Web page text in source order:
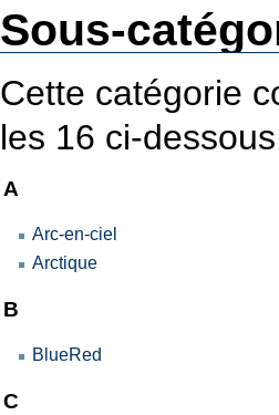
Sous-
Cette catégorie
les 16 ci-
A
Arc-en-ciel
Arctique
B
BlueRed
C